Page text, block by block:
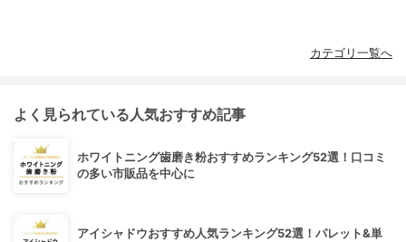
カテゴリ一覧へ
よく見られている人気おすすめ記事
ホワイトニング歯磨き粉おすすめランキング52選！口コミ
の多い市販品を中心に
アイシャドウおすすめ人気ランキング52選！パレット&単